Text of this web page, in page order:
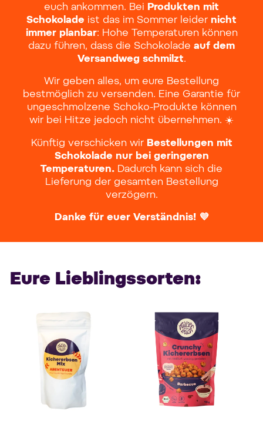
euch ankommen. Bei Produkten mit
Schokolade ist das im Sommer leider nicht
immer planbar: Hohe Temperaturen können
dazu führen, dass die Schokolade auf dem
Versandweg schmilzt.
Wir geben alles, um eure Bestellung
bestmöglich zu versenden. Eine Garantie für
ungeschmolzene Schoko-Produkte können
wir bei Hitze jedoch nicht übernehmen. ☀️
Künftig verschicken wir Bestellungen mit
Schokolade nur bei geringeren
Temperaturen. Dadurch kann sich die
Lieferung der gesamten Bestellung
verzögern.
Danke für euer Verständnis! 💜
Eure Lieblingssorten: